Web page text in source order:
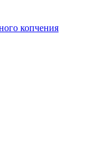
копчения